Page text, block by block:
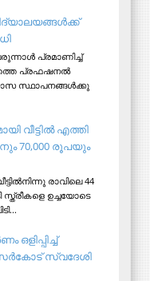
പ്രമാണിച്ച്
പ്രഫഷനല്‍
സ്ഥാപനങ്ങള്‍ക്കു
വീട്ടിൽ എത്തി
70,000 രൂപയും
രാവിലെ 44
സ്ത്രീകളെ ഉച്ചയോടെ
ഒളിപ്പിച്ച്
സ്വദേശി